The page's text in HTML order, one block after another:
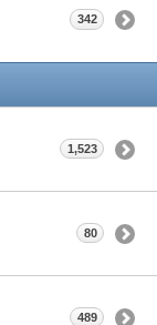
342
1,523
80
489